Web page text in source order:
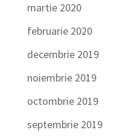
martie 2020
februarie 2020
decembrie 2019
noiembrie 2019
octombrie 2019
septembrie 2019